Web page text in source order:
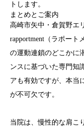
トします。
まとめとご案内
高崎市矢中・倉賀野エ
rapportment（ラポート
の運動連鎖のどこかに
ンスに基づいた専門知
アも有効ですが、 本当
が不可欠 です。
当院は、慢性的な肩こ